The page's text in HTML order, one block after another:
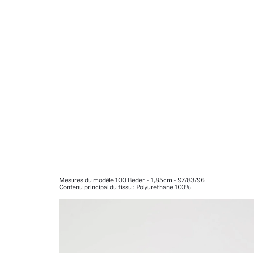
Mesures du modèle 100 Beden - 1,85cm - 97/83/96
Contenu principal du tissu : Polyurethane 100%